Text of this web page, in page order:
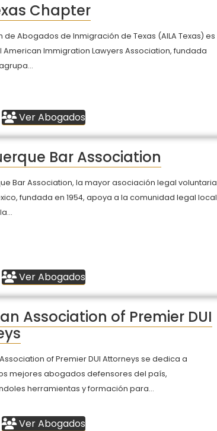
Chapter
de Abogados de Inmigración de Texas (AILA Texas) es
American Immigration Lawyers Association, fundada
Ver Abogados
Bar Association
Bar Association, la mayor asociación legal voluntaria
fundada en 1954, apoya a la comunidad legal local
Ver Abogados
Association of Premier DUI
of Premier DUI Attorneys se dedica a
mejores abogados defensores del país,
herramientas y formación para...
Ver Abogados